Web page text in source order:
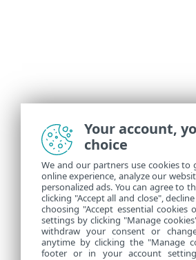
Your account,
choice
We and our partners use cookies
online experience, analyze our
personalized ads. You can agree to
clicking "Accept all and close",
choosing "Accept essential
settings by clicking "Manage
withdraw your consent or
anytime by clicking the "Manage
footer or in your account